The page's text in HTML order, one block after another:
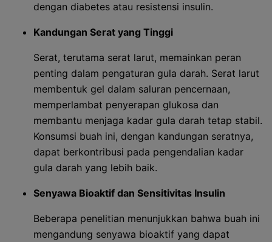
dengan diabetes atau resistensi insulin.
Kandungan Serat yang Tinggi
Serat, terutama serat larut, memainkan peran
penting dalam pengaturan gula darah. Serat larut
membentuk gel dalam saluran pencernaan,
memperlambat penyerapan glukosa dan
membantu menjaga kadar gula darah tetap stabil.
Konsumsi buah ini, dengan kandungan seratnya,
dapat berkontribusi pada pengendalian kadar
gula darah yang lebih baik.
Senyawa Bioaktif dan Sensitivitas Insulin
Beberapa penelitian menunjukkan bahwa buah ini
mengandung senyawa bioaktif yang dapat